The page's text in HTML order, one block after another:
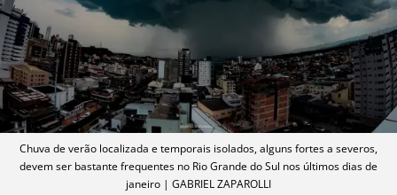
Chuva de verão localizada e temporais isolados, alguns fortes a severos,
devem ser bastante frequentes no Rio Grande do Sul nos últimos dias de
janeiro | GABRIEL ZAPAROLLI